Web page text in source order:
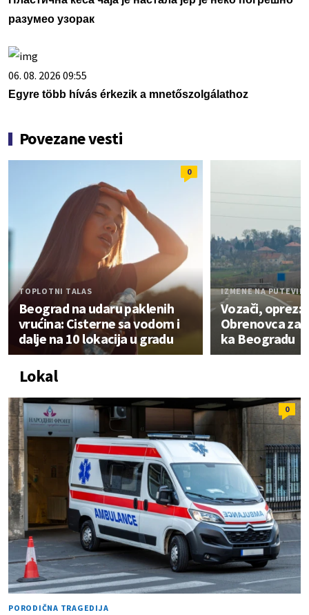
разумео узорак
06. 08. 2026 09:55
Egyre több hívás érkezik a mnetőszolgálathoz
Povezane vesti
0
TOPLOTNI TALAS
Beograd na udaru paklenih
vrućina: Cisterne sa vodom i
dalje na 10 lokacija u gradu
IZMENE NA
Vozači, oprez:
Obrenovca
ka Beogradu
Lokal
0
PORODIČNA TRAGEDIJA